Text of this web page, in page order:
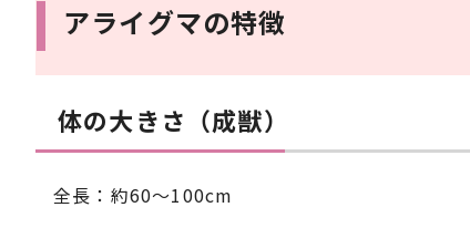
アライグマの特徴
体の大きさ（成獣）
全長：約60～100cm